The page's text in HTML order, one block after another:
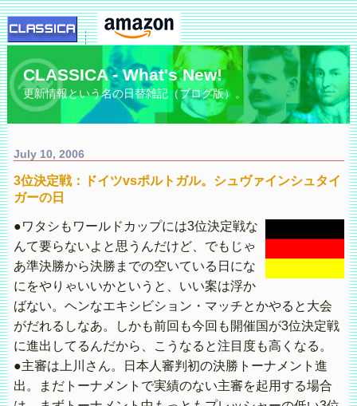
CLASSICA - What's New!
更新情報という名の日替雑記（ブログ版）。
July 10, 2006
3位決定戦：ドイツvsポルトガル。シュヴァインシュタイ
ガーの日
●ワタシもワールドカップには3位決定戦な
んて要らないよと思うんだけど、でもじゃ
あ準決勝から決勝までの空いている日にな
にをやりゃいいかというと、いい案は浮か
ばない。ヘンなエキシビション・マッチとかやると大会
がだれるしなあ。しかも前回も今回も開催国が3位決定戦
に進出してるんだから、こうなると注目度も高くなる。
●主審は上川さん。日本人審判初の決勝トーナメント進
出。まだトーナメントで実績のない主審を起用する場合